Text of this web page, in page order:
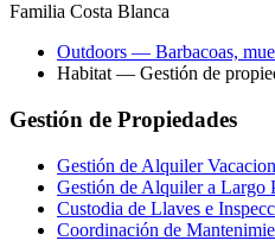
Familia Costa Blanca
Outdoors — Barbacoas,
Habitat — Gestión de
Gestión de Propiedades
Gestión de Alquiler
Gestión de Alquiler a Largo
Custodia de Llaves e
Coordinación de